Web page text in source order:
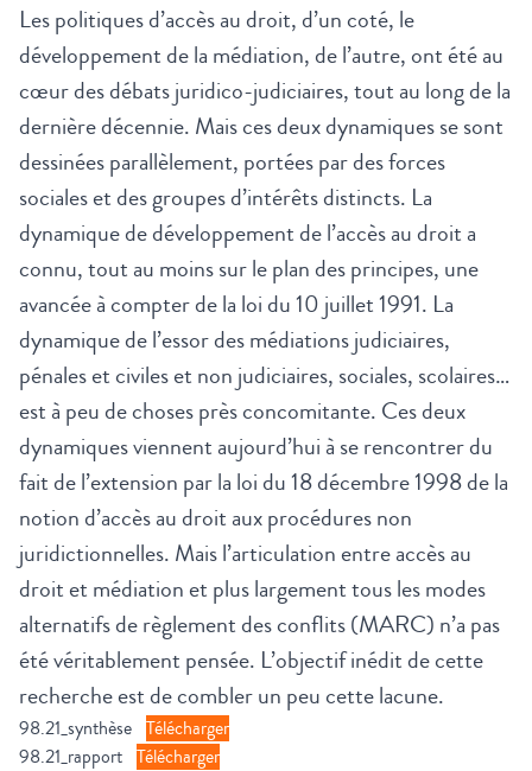
Les politiques d’accès au droit, d’un coté, le
développement de la médiation, de l’autre, ont été au
cœur des débats juridico-judiciaires, tout au long de la
dernière décennie. Mais ces deux dynamiques se sont
dessinées parallèlement, portées par des forces
sociales et des groupes d’intérêts distincts. La
dynamique de développement de l’accès au droit a
connu, tout au moins sur le plan des principes, une
avancée à compter de la loi du 10 juillet 1991. La
dynamique de l’essor des médiations judiciaires,
pénales et civiles et non judiciaires, sociales, scolaires…
est à peu de choses près concomitante. Ces deux
dynamiques viennent aujourd’hui à se rencontrer du
fait de l’extension par la loi du 18 décembre 1998 de la
notion d’accès au droit aux procédures non
juridictionnelles. Mais l’articulation entre accès au
droit et médiation et plus largement tous les modes
alternatifs de règlement des conflits (MARC) n’a pas
été véritablement pensée. L’objectif inédit de cette
recherche est de combler un peu cette lacune.
98.21_synthèse Télécharger
98.21_rapport Télécharger